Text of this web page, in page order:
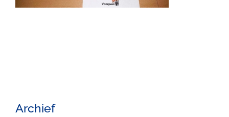
Archief